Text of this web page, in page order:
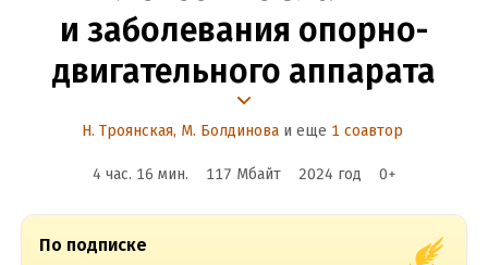
и заболевания опорно-
двигательного аппарата
Н. Троянская, М. Болдинова и еще 1 соавтор
4 час. 16 мин. 117 Мбайт 2024 год 0+
По подписке